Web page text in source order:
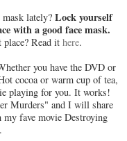
lately? Lock yourself
with a good face mask.
Read it here.
you have the DVD or
cocoa or warm cup of tea,
playing for you. It works!
Murders" and I will share
fave movie Destroying